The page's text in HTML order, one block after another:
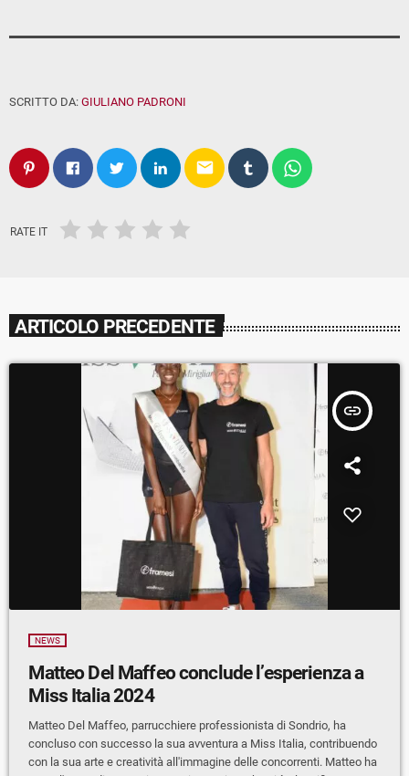
SCRITTO DA: GIULIANO PADRONI
email
RATE IT
ARTICOLO PRECEDENTE
insert_link
NEWS
Matteo Del Maffeo conclude l’esperienza a
Miss Italia 2024
Matteo Del Maffeo, parrucchiere professionista di Sondrio, ha
concluso con successo la sua avventura a Miss Italia, contribuendo
con la sua arte e creatività all'immagine delle concorrenti. Matteo ha